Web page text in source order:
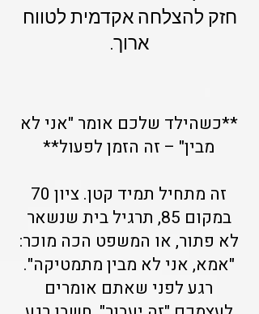
חזק להצלחה אקדמית לטווח
ארוך.
**כשהילד שלכם אומר "אני לא
מבין" – זה הזמן לפעול**
זה מתחיל תמיד קטן. ציון 70
במקום 85, תרגיל בית שנשאר
לא פתור, או המשפט הכה מוכר:
"אמא, אני לא מבין מתמטיקה".
רגע לפני שאתם אומרים